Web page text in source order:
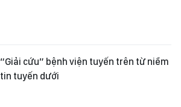
“Giải cứu” bệnh viện tuyến trên từ niềm
tin tuyến dưới